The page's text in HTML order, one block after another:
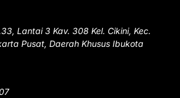
Lantai 3 Kav. 308 Kel. Cikini, Kec.
Pusat, Daerah Khusus Ibukota